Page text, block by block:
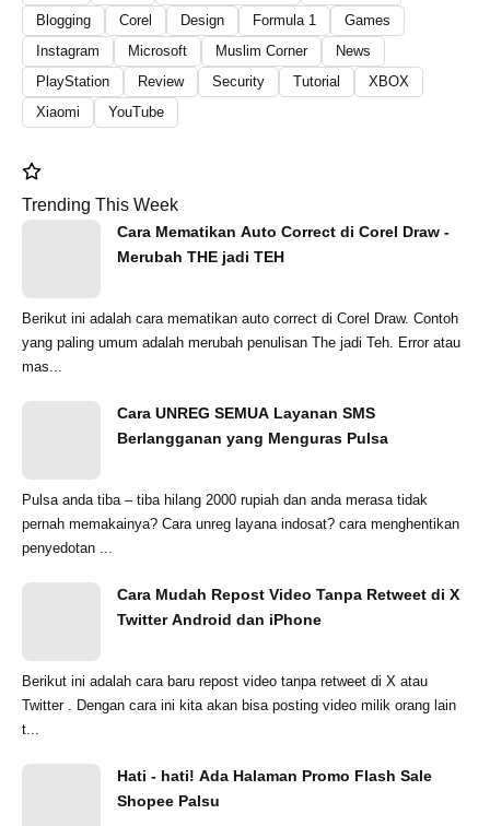
Blogging
Corel Design Formula 1
Games
Instagram
Microsoft Muslim Corner
News
PlayStation
Review Security Tutorial
XBOX
Xiaomi
YouTube
Trending This Week
Cara Mematikan Auto Correct di Corel Draw -
Merubah THE jadi TEH
Berikut ini adalah cara mematikan auto correct di Corel Draw. Contoh
yang paling umum adalah merubah penulisan The jadi Teh. Error atau
mas...
Cara UNREG SEMUA Layanan SMS
Berlangganan yang Menguras Pulsa
Pulsa anda tiba – tiba hilang 2000 rupiah dan anda merasa tidak
pernah memakainya? Cara unreg layana indosat? cara menghentikan
penyedotan ...
Cara Mudah Repost Video Tanpa Retweet di X
Twitter Android dan iPhone
Berikut ini adalah cara baru repost video tanpa retweet di X atau
Twitter . Dengan cara ini kita akan bisa posting video milik orang lain
t...
Hati - hati! Ada Halaman Promo Flash Sale
Shopee Palsu